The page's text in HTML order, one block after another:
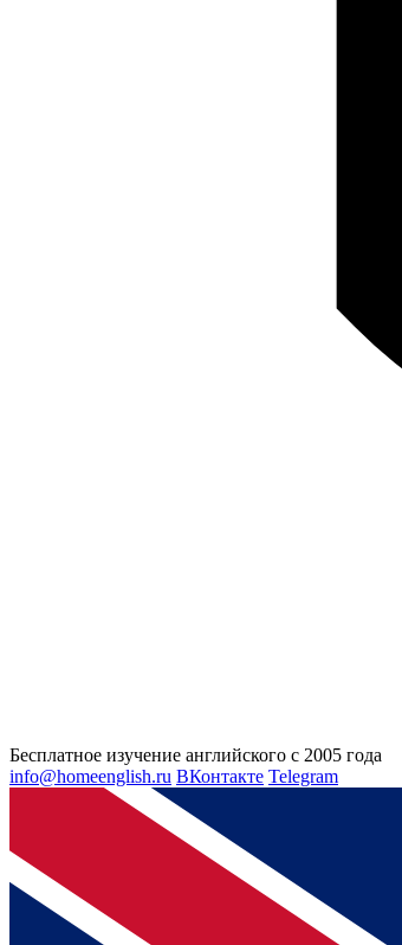
Бесплатное изучение английского с 2005 года
info@homeenglish.ru ВКонтакте Telegram